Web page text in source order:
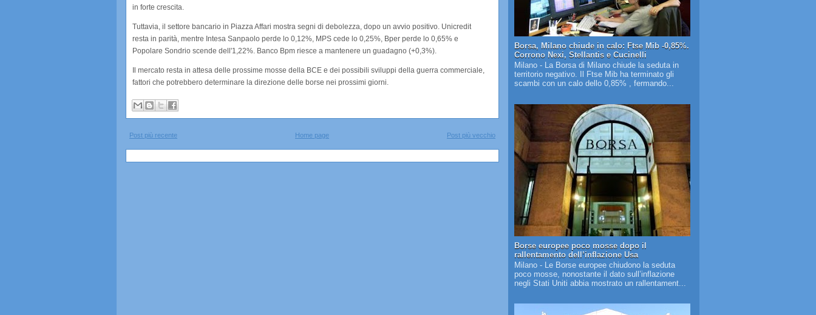
in forte crescita.
Tuttavia, il settore bancario in Piazza Affari mostra segni di debolezza, dopo un avvio positivo. Unicredit
resta in parità, mentre Intesa Sanpaolo perde lo 0,12%, MPS cede lo 0,25%, Bper perde lo 0,65% e
Popolare Sondrio scende dell'1,22%. Banco Bpm riesce a mantenere un guadagno (+0,3%).
Il mercato resta in attesa delle prossime mosse della BCE e dei possibili sviluppi della guerra commerciale,
fattori che potrebbero determinare la direzione delle borse nei prossimi giorni.
Post più recente Post più vecchio
Home page
Borsa, Milano chiude in calo: Ftse Mib -0,85%.
Corrono Nexi, Stellantis e Cucinelli
Milano - La Borsa di Milano chiude la seduta in
territorio negativo. Il Ftse Mib ha terminato gli
scambi con un calo dello 0,85% , fermando...
Borse europee poco mosse dopo il
rallentamento dell’inflazione Usa
Milano - Le Borse europee chiudono la seduta
poco mosse, nonostante il dato sull’inflazione
negli Stati Uniti abbia mostrato un rallentament...